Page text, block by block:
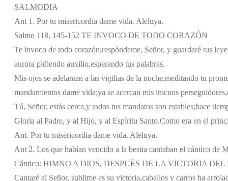
SALMODIA
Ant 1. Por tu misericordia dame vida. Aleluya.
Salmo 118, 145-152 TE INVOCO DE TODO CORAZÓN
Te invoco de todo corazón;respóndeme, Señor, y guardaré tus
aurora pidiendo auxilio,esperando tus palabras.
Mis ojos se adelantan a las vigilias de la noche,meditando tu
mandamientos dame vida;ya se acercan mis inicuos perseguidores,
Tú, Señor, estás cerca,y todos tus mandatos son estables;hace
Gloria al Padre, y al Hijo, y al Espíritu Santo.Como era en el
Ant. Por tu misericordia dame vida. Aleluya.
Ant 2. Los que habían vencido a la bestia cantaban el cántico de
Cántico: HIMNO A DIOS, DESPUÉS DE LA VICTORIA DEL
Cantaré al Señor, sublime es su victoria,caballos y carros ha